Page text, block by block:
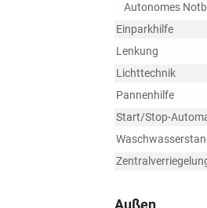
Autonomes
Einparkhilfe
Lenkung
Lichttechnik
Pannenhilfe
Start/Stop-
Außen